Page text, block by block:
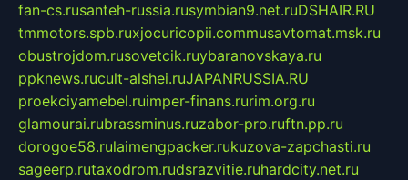
fan-cs.rusanteh-russia.rusymbian9.net.ruDSHAIR.RU
tmmotors.spb.ruxjocuricopii.commusavtomat.msk.ru
obustrojdom.rusovetcik.ruybaranovskaya.ru
ppknews.rucult-alshei.ruJAPANRUSSIA.RU
proekciyamebel.ruimper-finans.rurim.org.ru
glamourai.rubrassminus.ruzabor-pro.ruftn.pp.ru
dorogoe58.rulaimengpacker.rukuzova-zapchasti.ru
sageerp.rutaxodrom.rudsrazvitie.ruhardcity.net.ru